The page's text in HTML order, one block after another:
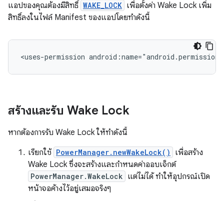
แอปของคุณต้องมีสิทธิ์ WAKE_LOCK เพื่อตั้งค่า Wake Lock เพิ่ม
สิทธิ์ลงในไฟล์ Manifest ของแอปโดยทำดังนี้
<uses-permission
สร้างและรับ Wake Lock
หากต้องการรับ Wake Lock ให้ทำดังนี้
เรียกใช้ PowerManager.newWakeLock()
เพื่อสร้าง
Wake Lock ซึ่งจะสร้างและกำหนดค่าออบเจ็กต์
PowerManager.WakeLock แต่ไม่ได้ ทำให้อุปกรณ์เปิด
หน้าจอค้างไว้อยู่เสมอจริงๆ